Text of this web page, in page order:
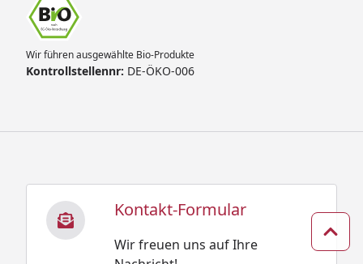
Wir führen ausgewählte Bio-Produkte
Kontrollstellennr: DE-ÖKO-006
Kontakt-Formular
Wir freuen uns auf Ihre